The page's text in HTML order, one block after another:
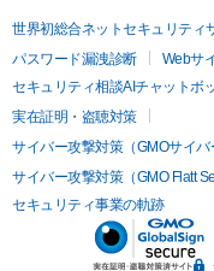
世界初総合ネットセキュリティ
パスワード漏洩診断
Webサ
セキュリティ相談AIチャットボ
実在証明・盗聴対策
サイバー攻撃対策（GMOサイバ
サイバー攻撃対策（GMO Flatt
セキュリティ事業の軌跡